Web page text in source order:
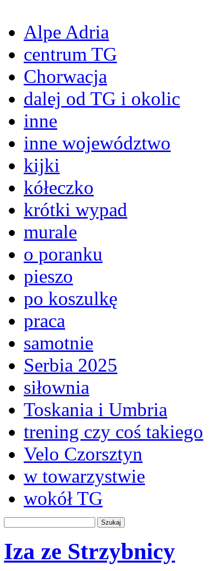
Alpe Adria
centrum TG
Chorwacja
dalej od TG i okolic
inne
inne województwo
kijki
kółeczko
krótki wypad
murale
o poranku
pieszo
po koszulkę
praca
samotnie
Serbia 2025
siłownia
Toskania i Umbria
trening czy coś takiego
Velo Czorsztyn
w towarzystwie
wokół TG
Iza ze Strzybnicy